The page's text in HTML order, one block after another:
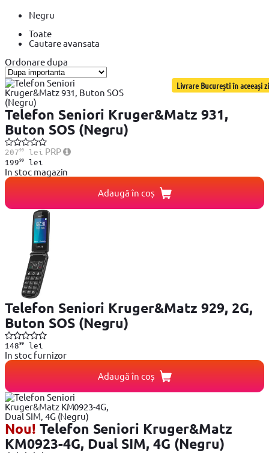
Negru
Toate
Cautare avansata
Ordonare dupa
Livrare București în aceeași zi
Telefon Seniori Kruger&Matz 931,
Buton SOS (Negru)
20799lei PRP
19999lei
In stoc magazin
Adaugă în coș
Telefon Seniori Kruger&Matz 929, 2G,
Buton SOS (Negru)
14899lei
In stoc furnizor
Adaugă în coș
Nou! Telefon Seniori Kruger&Matz
KM0923-4G, Dual SIM, 4G (Negru)